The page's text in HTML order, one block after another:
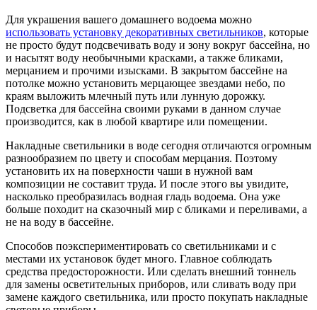
Для украшения вашего домашнего водоема можно
использовать установку декоративных светильников, которые
не просто будут подсвечивать воду и зону вокруг бассейна, но
и насытят воду необычными красками, а также бликами,
мерцанием и прочими изысками. В закрытом бассейне на
потолке можно установить мерцающее звездами небо, по
краям выложить млечный путь или лунную дорожку.
Подсветка для бассейна своими руками в данном случае
производится, как в любой квартире или помещении.
Накладные светильники в воде сегодня отличаются огромным
разнообразием по цвету и способам мерцания. Поэтому
установить их на поверхности чаши в нужной вам
композиции не составит труда. И после этого вы увидите,
насколько преобразилась водная гладь водоема. Она уже
больше походит на сказочный мир с бликами и переливами, а
не на воду в бассейне.
Способов поэкспериментировать со светильниками и с
местами их установок будет много. Главное соблюдать
средства предосторожности. Или сделать внешний тоннель
для замены осветительных приборов, или сливать воду при
замене каждого светильника, или просто покупать накладные